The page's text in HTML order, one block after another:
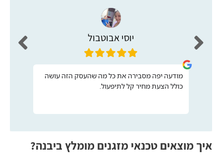
יוסי אבוטבול
מודעה יפה מסבירה את כל מה שהעסק הזה עושה
כולל הצעת מחיר קל לתיפעול.
איך מוצאים טכנאי מזגנים מומלץ ביבנה?